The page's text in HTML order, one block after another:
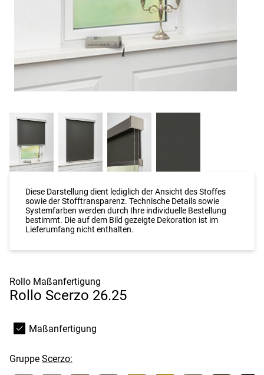
Diese Darstellung dient lediglich der Ansicht des Stoffes
sowie der Stofftransparenz. Technische Details sowie
Systemfarben werden durch Ihre individuelle Bestellung
bestimmt. Die auf dem Bild gezeigte Dekoration ist im
Lieferumfang nicht enthalten.
Rollo Maßanfertigung
Rollo Scerzo 26.25
Maßanfertigung
Gruppe Scerzo: